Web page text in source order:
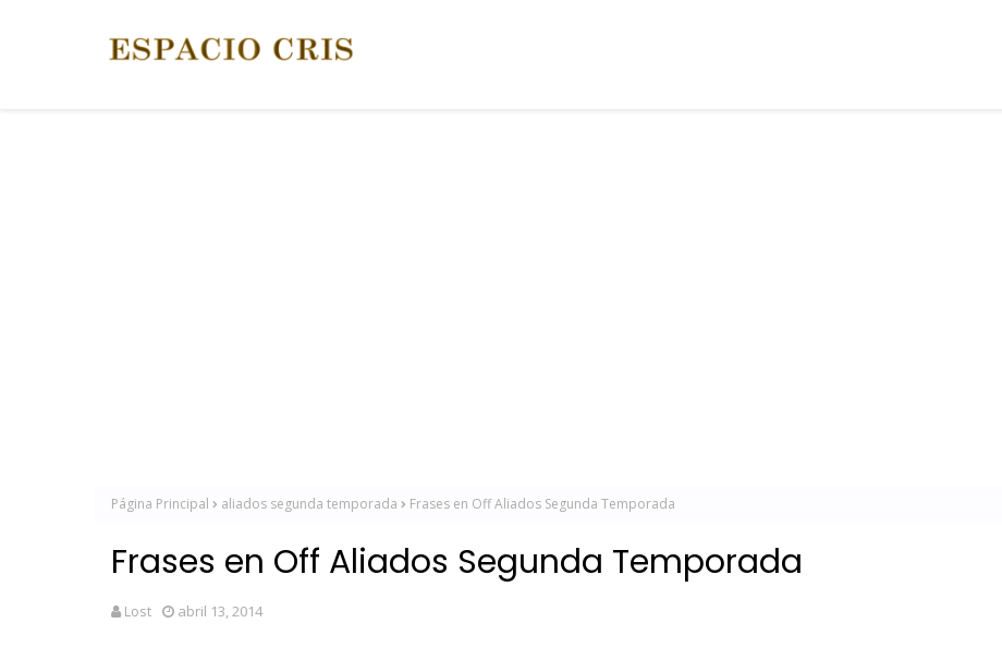
Página Principal aliados segunda temporada Frases en Off Aliados Segunda Temporada
Frases en Off Aliados Segunda Temporada
Lost abril 13, 2014